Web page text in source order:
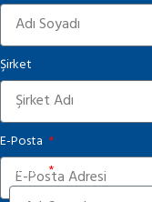
Şirket
E-Posta
Adınız